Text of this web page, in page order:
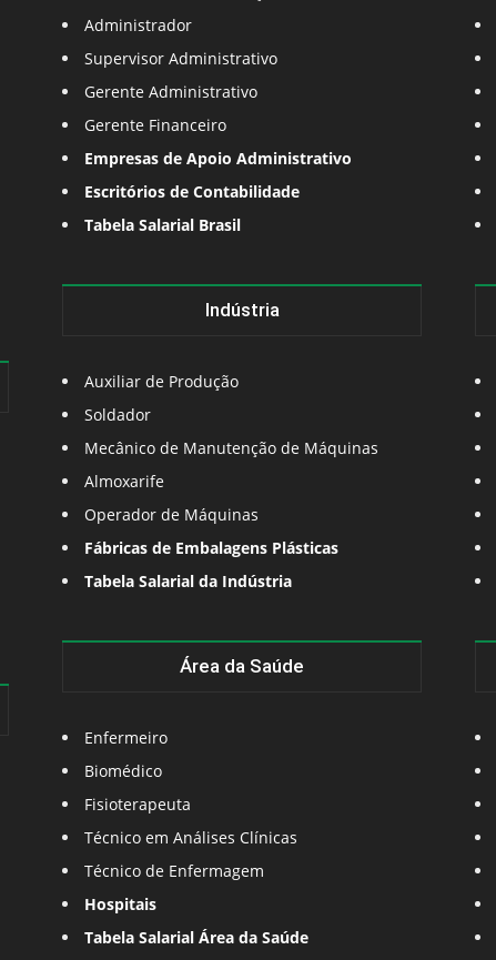
Administrador
Supervisor Administrativo
Gerente Administrativo
Gerente Financeiro
Empresas de Apoio Administrativo
Escritórios de Contabilidade
Tabela Salarial Brasil
Indústria
Auxiliar de Produção
Soldador
Mecânico de Manutenção de Máquinas
Almoxarife
Operador de Máquinas
Fábricas de Embalagens Plásticas
Tabela Salarial da Indústria
Área da Saúde
Enfermeiro
Biomédico
Fisioterapeuta
Técnico em Análises Clínicas
Técnico de Enfermagem
Hospitais
Tabela Salarial Área da Saúde